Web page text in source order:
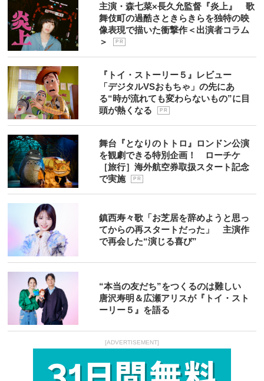
主演・森七菜×長久允監督『炎上』 歌
舞伎町の過酷さときらきらを独特の映
像表現で描いた衝撃作＜出演者コラム
＞
P R
『トイ・ストーリー５』レビュー
「デジタルVSおもちゃ」の先にあ
る“時が流れても変わらないもの”に目
頭が熱くなる
P R
舞台『となりのトトロ』ロンドン公演
を観劇できる特別企画！ ローチケ
［旅行］海外航空券取扱スタート記念
で実施
P R
鎮西寿々歌「お芝居を辞めようと思っ
てからの再スタートだった」 主演作
で再会した“演じる喜び”
“本当の友だち”をつくるのは難しい
唐沢寿明＆広瀬アリスが『トイ・スト
ーリー５』を語る
[ADVERTISEMENT]